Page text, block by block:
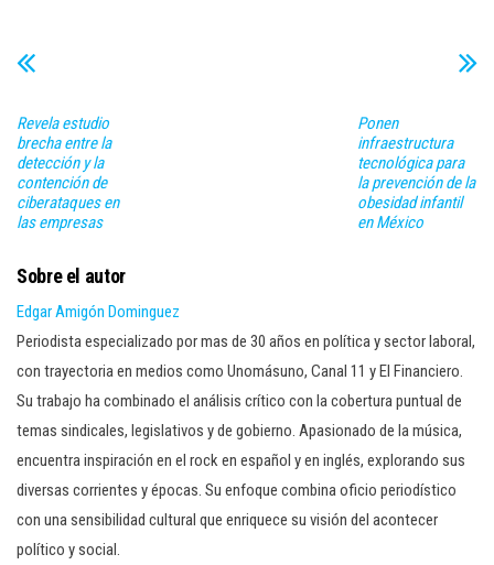
Revela estudio
brecha entre la
detección y la
contención de
ciberataques en
las empresas
Ponen
infraestructura
tecnológica para
la prevención de la
obesidad infantil
en México
Sobre el autor
Edgar Amigón Dominguez
Periodista especializado por mas de 30 años en política y sector laboral,
con trayectoria en medios como Unomásuno, Canal 11 y El Financiero.
Su trabajo ha combinado el análisis crítico con la cobertura puntual de
temas sindicales, legislativos y de gobierno. Apasionado de la música,
encuentra inspiración en el rock en español y en inglés, explorando sus
diversas corrientes y épocas. Su enfoque combina oficio periodístico
con una sensibilidad cultural que enriquece su visión del acontecer
político y social.